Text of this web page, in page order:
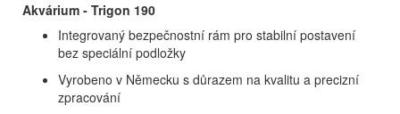
Akvárium - Trigon 190
Integrovaný bezpečnostní rám pro stabilní postavení
bez speciální podložky
Vyrobeno v Německu s důrazem na kvalitu a precizní
zpracování